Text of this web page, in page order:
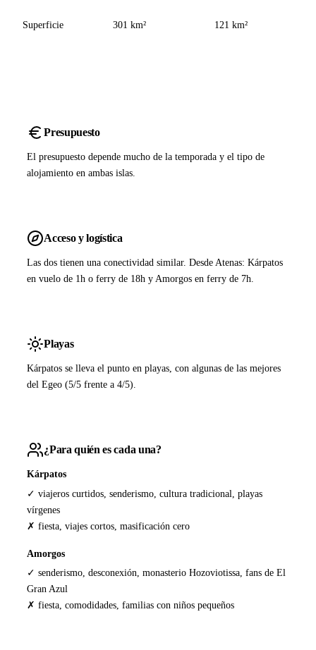
Superficie 301 km² 121 km²
Presupuesto
El presupuesto depende mucho de la temporada y el tipo de
alojamiento en ambas islas.
Acceso y logística
Las dos tienen una conectividad similar. Desde Atenas: Kárpatos
en vuelo de 1h o ferry de 18h y Amorgos en ferry de 7h.
Playas
Kárpatos se lleva el punto en playas, con algunas de las mejores
del Egeo (5/5 frente a 4/5).
¿Para quién es cada una?
Kárpatos
✓ viajeros curtidos, senderismo, cultura tradicional, playas
vírgenes
✗ fiesta, viajes cortos, masificación cero
Amorgos
✓ senderismo, desconexión, monasterio Hozoviotissa, fans de El
Gran Azul
✗ fiesta, comodidades, familias con niños pequeños